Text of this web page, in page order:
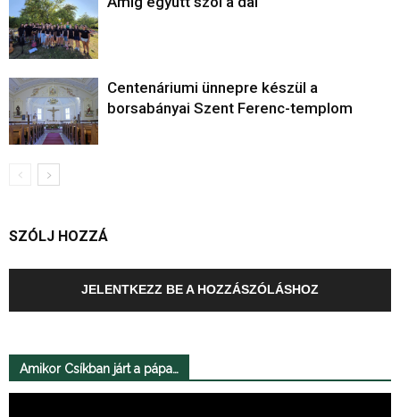
Centenáriumi ünnepre készül a
borsabányai Szent Ferenc-templom
SZÓLJ HOZZÁ
JELENTKEZZ BE A HOZZÁSZÓLÁSHOZ
Amikor Csíkban járt a pápa…